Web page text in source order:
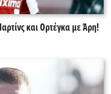
και Ορτέγκα με Άρη!